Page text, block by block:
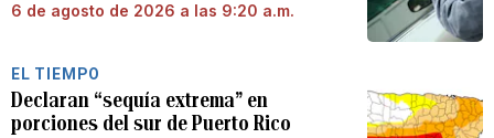
6 de agosto de 2026 a las 9:20 a.m.
EL TIEMPO
Declaran “sequía extrema” en
porciones del sur de Puerto Rico